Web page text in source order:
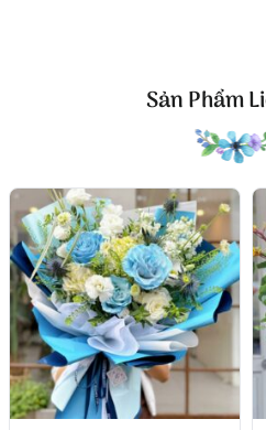
bạn có thể xịt sương nhẹ
để hoa giữ độ căng. Với
cánh bị tì vào giấy quá
Cuối cùng, “Don’t Wake Me
người yêu vẻ đẹp tinh tế,
sâu; khi bạn muốn gửi đi
thay vì một lời chúc ồn ào.
Thông tin hệ thống & cách
mẫu nội dung của
Sản Phẩm